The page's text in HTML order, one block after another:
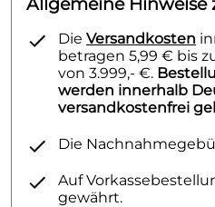
Die Versandkosten
betragen 5,99 € bis
von 3.999,- €.
werden innerhalb
versandkostenfrei
Die
Auf
gewährt.